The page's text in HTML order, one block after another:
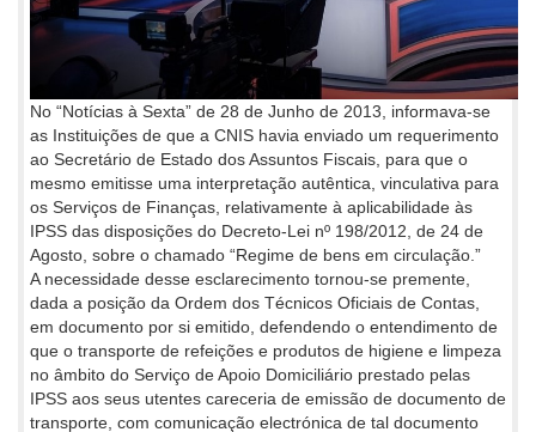
No “Notícias à Sexta” de 28 de Junho de 2013, informava-se
as Instituições de que a CNIS havia enviado um requerimento
ao Secretário de Estado dos Assuntos Fiscais, para que o
mesmo emitisse uma interpretação autêntica, vinculativa para
os Serviços de Finanças, relativamente à aplicabilidade às
IPSS das disposições do Decreto-Lei nº 198/2012, de 24 de
Agosto, sobre o chamado “Regime de bens em circulação.”
A necessidade desse esclarecimento tornou-se premente,
dada a posição da Ordem dos Técnicos Oficiais de Contas,
em documento por si emitido, defendendo o entendimento de
que o transporte de refeições e produtos de higiene e limpeza
no âmbito do Serviço de Apoio Domiciliário prestado pelas
IPSS aos seus utentes careceria de emissão de documento de
transporte, com comunicação electrónica de tal documento